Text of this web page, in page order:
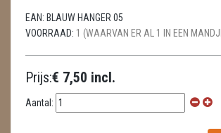
SCHEDELS / SKULLS
SELENIET
SPECIALE STUKKEN
EAN: BLAUW HANGER 05
VOORRAAD: 1 (WAARVAN ER AL 1 IN EEN
Prijs:€ 7,50 incl.
Aantal: